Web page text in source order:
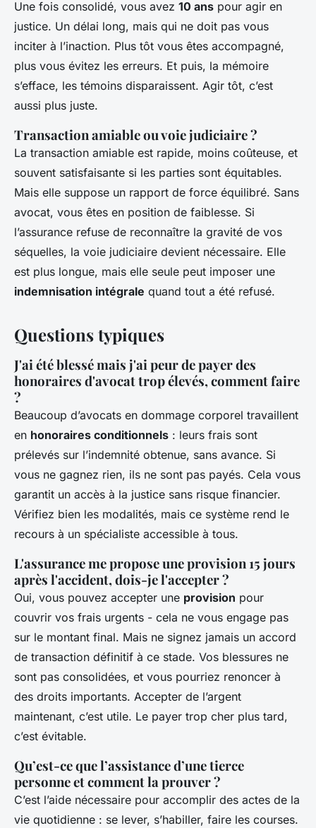
Une fois consolidé, vous avez 10 ans pour agir en
justice. Un délai long, mais qui ne doit pas vous
inciter à l’inaction. Plus tôt vous êtes accompagné,
plus vous évitez les erreurs. Et puis, la mémoire
s’efface, les témoins disparaissent. Agir tôt, c’est
aussi plus juste.
Transaction amiable ou voie judiciaire ?
La transaction amiable est rapide, moins coûteuse, et
souvent satisfaisante si les parties sont équitables.
Mais elle suppose un rapport de force équilibré. Sans
avocat, vous êtes en position de faiblesse. Si
l’assurance refuse de reconnaître la gravité de vos
séquelles, la voie judiciaire devient nécessaire. Elle
est plus longue, mais elle seule peut imposer une
indemnisation intégrale quand tout a été refusé.
Questions typiques
J'ai été blessé mais j'ai peur de payer des
honoraires d'avocat trop élevés, comment faire
?
Beaucoup d’avocats en dommage corporel travaillent
en honoraires conditionnels : leurs frais sont
prélevés sur l’indemnité obtenue, sans avance. Si
vous ne gagnez rien, ils ne sont pas payés. Cela vous
garantit un accès à la justice sans risque financier.
Vérifiez bien les modalités, mais ce système rend le
recours à un spécialiste accessible à tous.
L'assurance me propose une provision 15 jours
après l'accident, dois-je l'accepter ?
Oui, vous pouvez accepter une provision pour
couvrir vos frais urgents - cela ne vous engage pas
sur le montant final. Mais ne signez jamais un accord
de transaction définitif à ce stade. Vos blessures ne
sont pas consolidées, et vous pourriez renoncer à
des droits importants. Accepter de l’argent
maintenant, c’est utile. Le payer trop cher plus tard,
c’est évitable.
Qu’est-ce que l’assistance d’une tierce
personne et comment la prouver ?
C’est l’aide nécessaire pour accomplir des actes de la
vie quotidienne : se lever, s’habiller, faire les courses.